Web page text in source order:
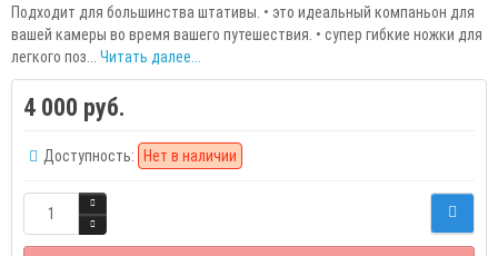
Подходит для большинства штативы. • это идеальный компаньон для
вашей камеры во время вашего путешествия. • супер гибкие ножки для
легкого поз... Читать далее...
4 000 руб.
Доступность: Нет в наличии